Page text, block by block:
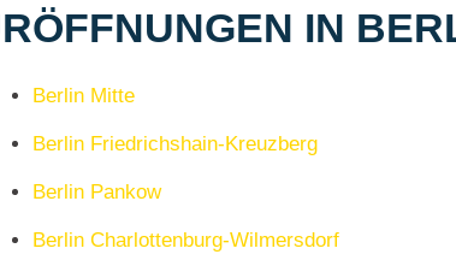
IN
Berlin Mitte
Berlin Friedrichshain-Kreuzberg
Berlin Pankow
Berlin Charlottenburg-Wilmersdorf